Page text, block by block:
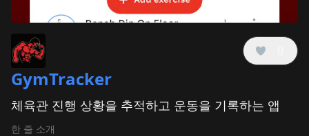
GymTracker
체육관 진행 상황을 추적하고 운동을 기록하는 앱
한 줄 소개